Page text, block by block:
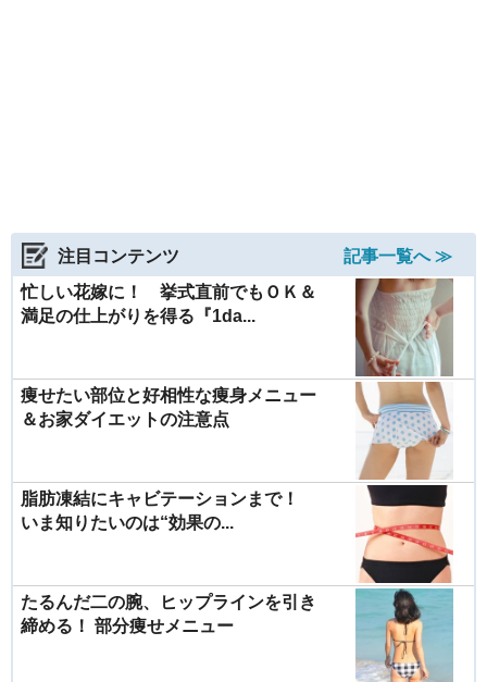
注目コンテンツ
記事一覧へ ≫
忙しい花嫁に！ 挙式直前でもＯＫ＆
満足の仕上がりを得る『1da...
痩せたい部位と好相性な痩身メニュー
＆お家ダイエットの注意点
脂肪凍結にキャビテーションまで！
いま知りたいのは“効果の...
たるんだ二の腕、ヒップラインを引き
締める！ 部分痩せメニュー